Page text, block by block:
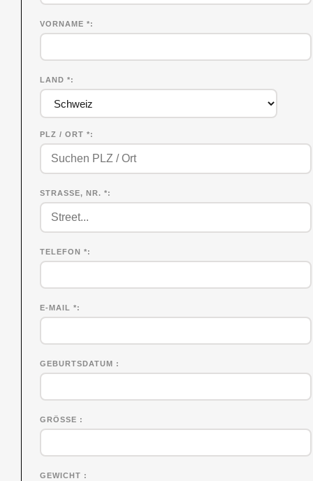
VORNAME*
LAND *
PLZ / ORT *
STRASSE, NR. *
TELEFON *
E-MAIL *
GEBURTSDATUM
GRÖSSE
GEWICHT